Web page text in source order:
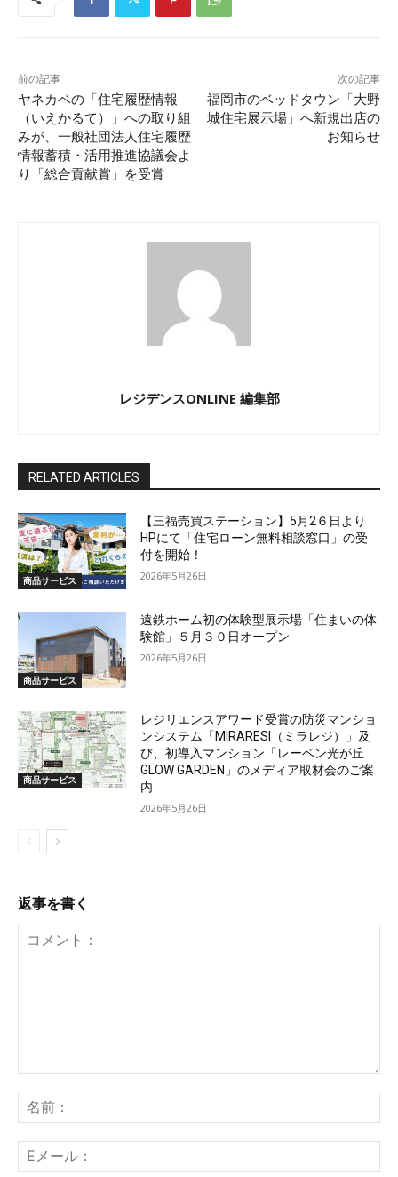
前の記事
ヤネカベの「住宅履歴情報
（いえかるて）」への取り組
みが、一般社団法人住宅履歴
情報蓄積・活用推進協議会よ
り「総合貢献賞」を受賞
次の記事
福岡市のベッドタウン「大野
城住宅展示場」へ新規出店の
お知らせ
レジデンスONLINE 編集部
RELATED ARTICLES
商品サービス
【三福売買ステーション】5月2６日より
HPにて「住宅ローン無料相談窓口」の受
付を開始！
2026年5月26日
商品サービス
遠鉄ホーム初の体験型展示場「住まいの体
験館」５月３０日オープン
2026年5月26日
商品サービス
レジリエンスアワード受賞の防災マンショ
ンシステム「MIRARESI（ミラレジ）」及
び、初導入マンション「レーベン光が丘
GLOW GARDEN」のメディア取材会のご案
内
2026年5月26日
返事を書く
メ
ト
前